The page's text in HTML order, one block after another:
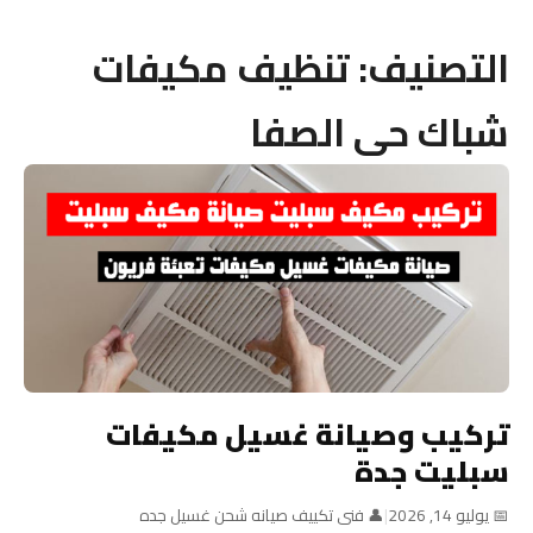
التصنيف:تنظيف مكيفات
شباك حى الصفا
تركيب وصيانة غسيل مكيفات
سبليت جدة
📅 يوليو 14, 2026 |👤 فنى تكييف صيانه شحن غسيل جده